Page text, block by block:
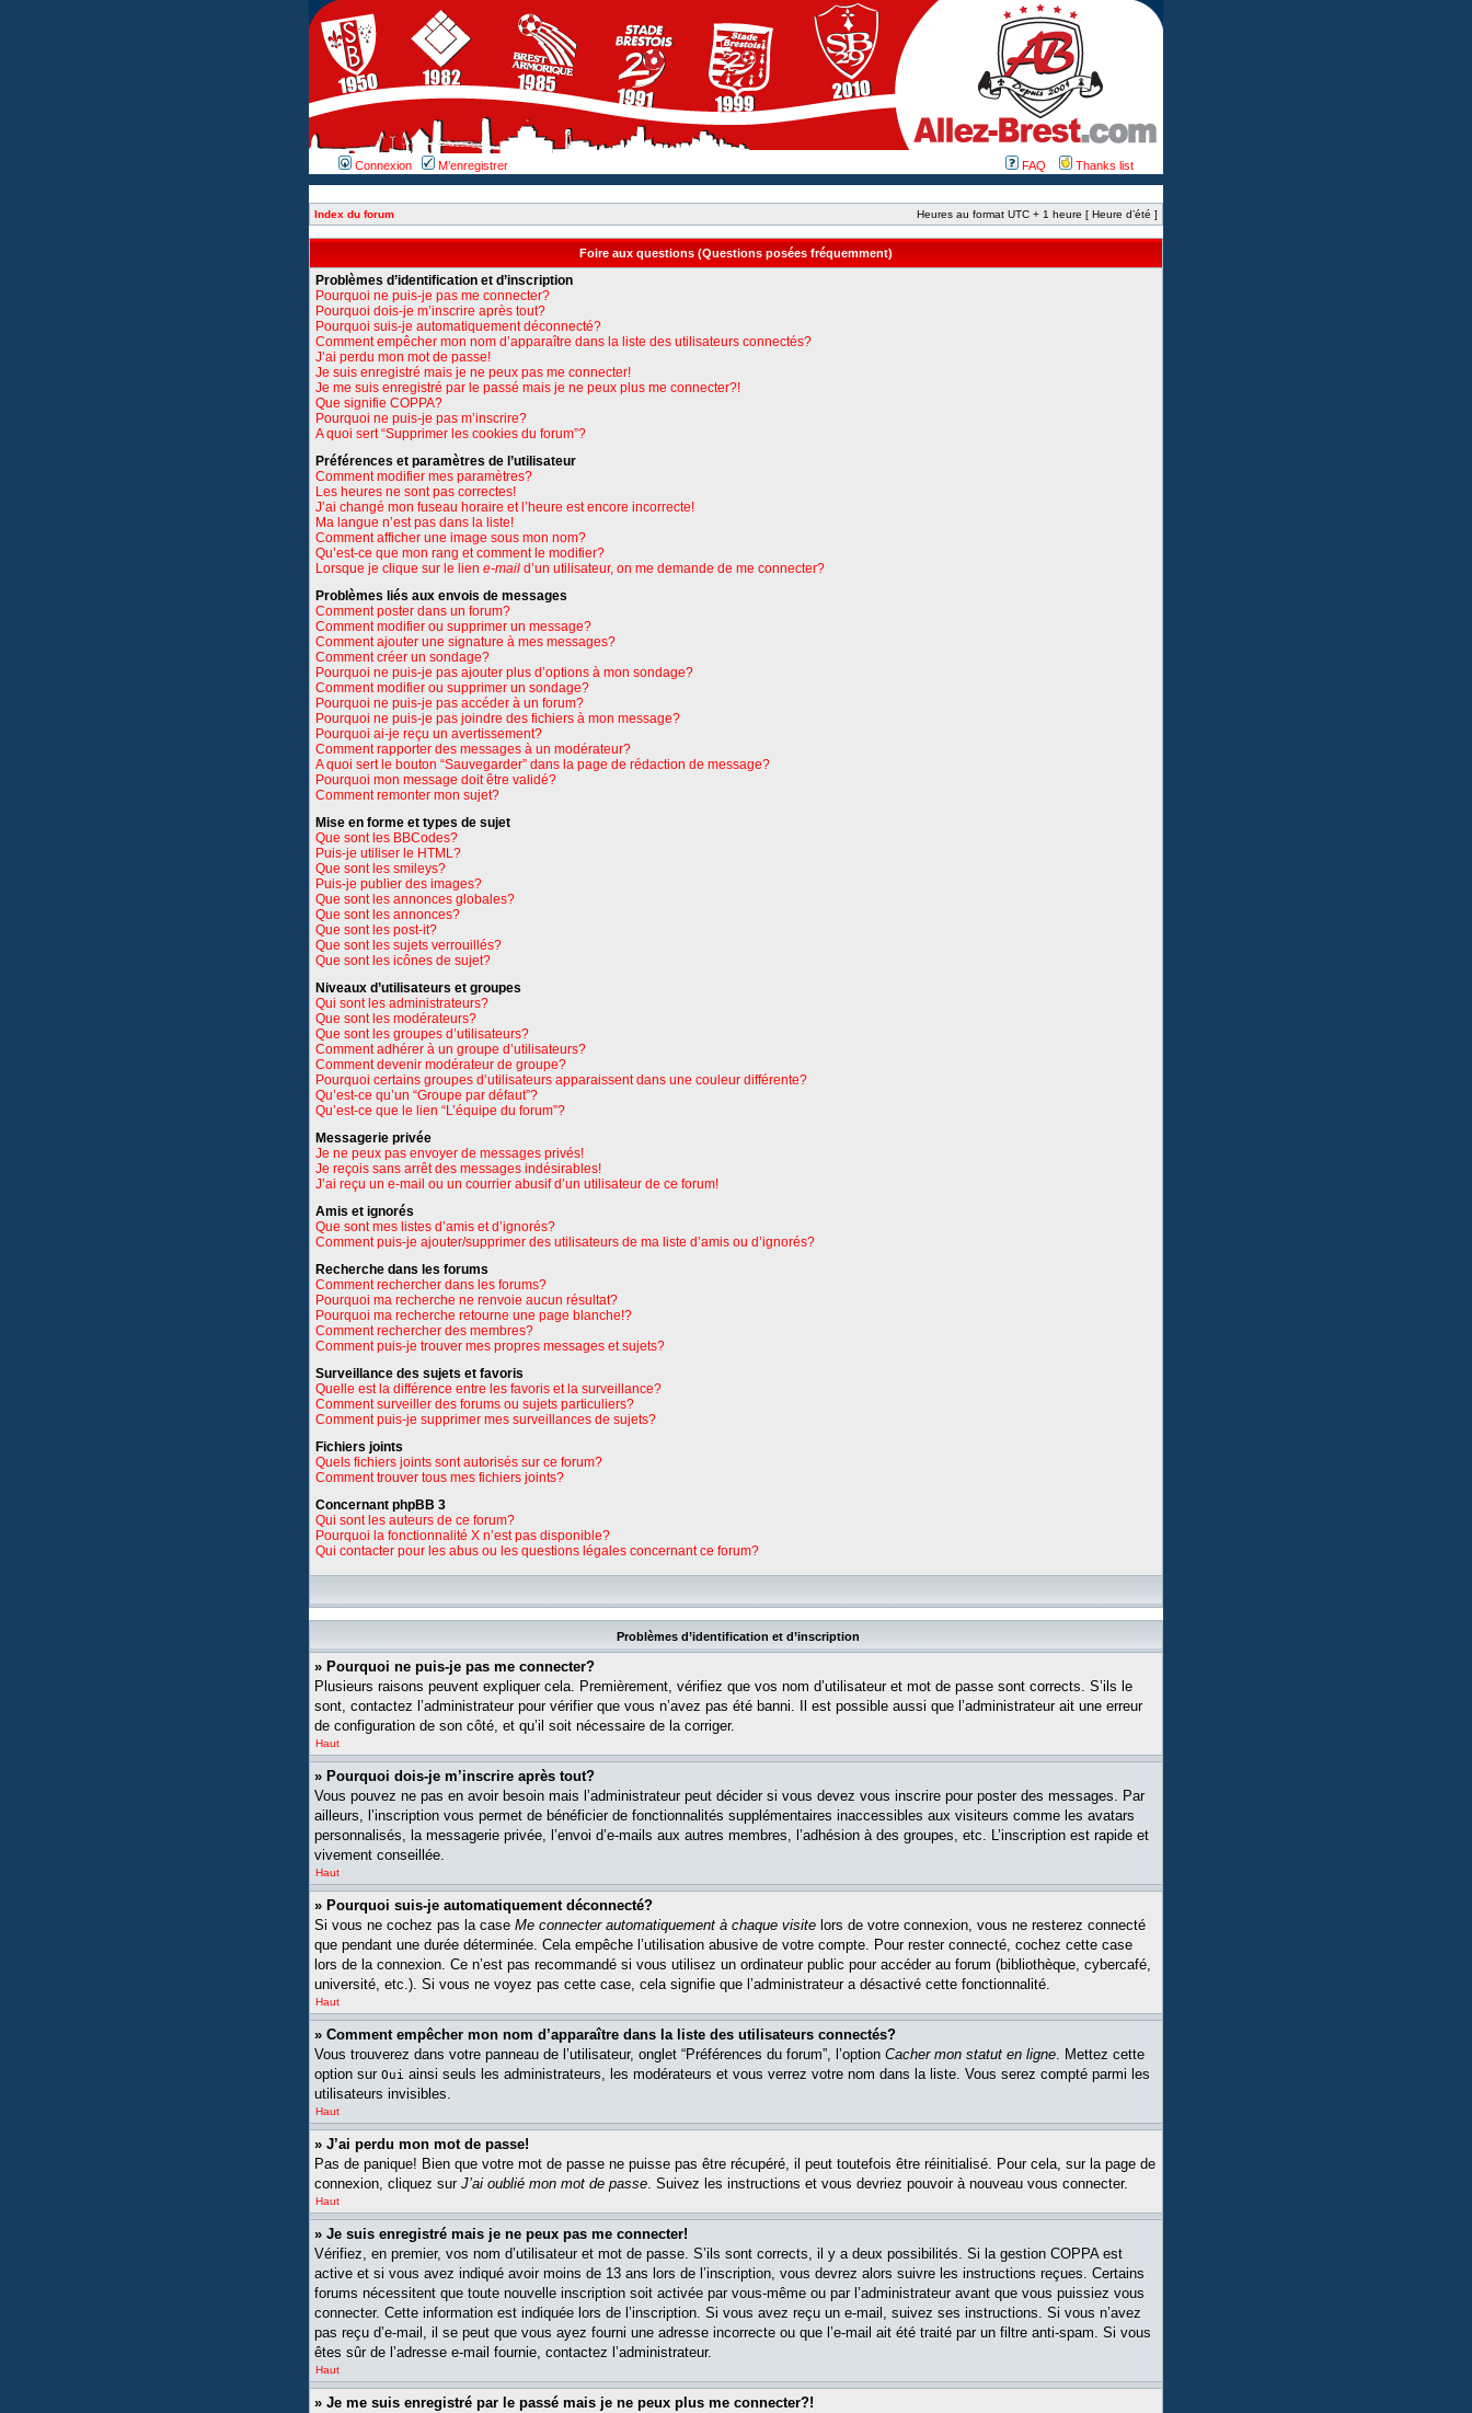
Connexion M’enregistrer FAQ Thanks list
Index du forum Heures au format UTC + 1 heure [ Heure d’été ]
Foire aux questions (Questions posées fréquemment)
Problèmes d’identification et d’inscription
Pourquoi ne puis-je pas me connecter?
Pourquoi dois-je m’inscrire après tout?
Pourquoi suis-je automatiquement déconnecté?
Comment empêcher mon nom d’apparaître dans la liste des utilisateurs connectés?
J’ai perdu mon mot de passe!
Je suis enregistré mais je ne peux pas me connecter!
Je me suis enregistré par le passé mais je ne peux plus me connecter?!
Que signifie COPPA?
Pourquoi ne puis-je pas m’inscrire?
A quoi sert “Supprimer les cookies du forum”?
Préférences et paramètres de l’utilisateur
Comment modifier mes paramètres?
Les heures ne sont pas correctes!
J’ai changé mon fuseau horaire et l’heure est encore incorrecte!
Ma langue n’est pas dans la liste!
Comment afficher une image sous mon nom?
Qu’est-ce que mon rang et comment le modifier?
Lorsque je clique sur le lien e-mail d’un utilisateur, on me demande de me connecter?
Problèmes liés aux envois de messages
Comment poster dans un forum?
Comment modifier ou supprimer un message?
Comment ajouter une signature à mes messages?
Comment créer un sondage?
Pourquoi ne puis-je pas ajouter plus d’options à mon sondage?
Comment modifier ou supprimer un sondage?
Pourquoi ne puis-je pas accéder à un forum?
Pourquoi ne puis-je pas joindre des fichiers à mon message?
Pourquoi ai-je reçu un avertissement?
Comment rapporter des messages à un modérateur?
A quoi sert le bouton “Sauvegarder” dans la page de rédaction de message?
Pourquoi mon message doit être validé?
Comment remonter mon sujet?
Mise en forme et types de sujet
Que sont les BBCodes?
Puis-je utiliser le HTML?
Que sont les smileys?
Puis-je publier des images?
Que sont les annonces globales?
Que sont les annonces?
Que sont les post-it?
Que sont les sujets verrouillés?
Que sont les icônes de sujet?
Niveaux d’utilisateurs et groupes
Qui sont les administrateurs?
Que sont les modérateurs?
Que sont les groupes d’utilisateurs?
Comment adhérer à un groupe d’utilisateurs?
Comment devenir modérateur de groupe?
Pourquoi certains groupes d’utilisateurs apparaissent dans une couleur différente?
Qu’est-ce qu’un “Groupe par défaut”?
Qu’est-ce que le lien “L’équipe du forum”?
Messagerie privée
Je ne peux pas envoyer de messages privés!
Je reçois sans arrêt des messages indésirables!
J’ai reçu un e-mail ou un courrier abusif d’un utilisateur de ce forum!
Amis et ignorés
Que sont mes listes d’amis et d’ignorés?
Comment puis-je ajouter/supprimer des utilisateurs de ma liste d’amis ou d’ignorés?
Recherche dans les forums
Comment rechercher dans les forums?
Pourquoi ma recherche ne renvoie aucun résultat?
Pourquoi ma recherche retourne une page blanche!?
Comment rechercher des membres?
Comment puis-je trouver mes propres messages et sujets?
Surveillance des sujets et favoris
Quelle est la différence entre les favoris et la surveillance?
Comment surveiller des forums ou sujets particuliers?
Comment puis-je supprimer mes surveillances de sujets?
Fichiers joints
Quels fichiers joints sont autorisés sur ce forum?
Comment trouver tous mes fichiers joints?
Concernant phpBB 3
Qui sont les auteurs de ce forum?
Pourquoi la fonctionnalité X n’est pas disponible?
Qui contacter pour les abus ou les questions légales concernant ce forum?
Problèmes d’identification et d’inscription
» Pourquoi ne puis-je pas me connecter?
Plusieurs raisons peuvent expliquer cela. Premièrement, vérifiez que vos nom d’utilisateur et mot de passe sont corrects. S’ils le
sont, contactez l’administrateur pour vérifier que vous n’avez pas été banni. Il est possible aussi que l’administrateur ait une erreur
de configuration de son côté, et qu’il soit nécessaire de la corriger.
Haut
» Pourquoi dois-je m’inscrire après tout?
Vous pouvez ne pas en avoir besoin mais l’administrateur peut décider si vous devez vous inscrire pour poster des messages. Par
ailleurs, l’inscription vous permet de bénéficier de fonctionnalités supplémentaires inaccessibles aux visiteurs comme les avatars
personnalisés, la messagerie privée, l’envoi d’e-mails aux autres membres, l’adhésion à des groupes, etc. L’inscription est rapide et
vivement conseillée.
Haut
» Pourquoi suis-je automatiquement déconnecté?
Si vous ne cochez pas la case Me connecter automatiquement à chaque visite lors de votre connexion, vous ne resterez connecté
que pendant une durée déterminée. Cela empêche l’utilisation abusive de votre compte. Pour rester connecté, cochez cette case
lors de la connexion. Ce n’est pas recommandé si vous utilisez un ordinateur public pour accéder au forum (bibliothèque, cybercafé,
université, etc.). Si vous ne voyez pas cette case, cela signifie que l’administrateur a désactivé cette fonctionnalité.
Haut
» Comment empêcher mon nom d’apparaître dans la liste des utilisateurs connectés?
Vous trouverez dans votre panneau de l’utilisateur, onglet “Préférences du forum”, l’option Cacher mon statut en ligne. Mettez cette
option sur Oui ainsi seuls les administrateurs, les modérateurs et vous verrez votre nom dans la liste. Vous serez compté parmi les
utilisateurs invisibles.
Haut
» J’ai perdu mon mot de passe!
Pas de panique! Bien que votre mot de passe ne puisse pas être récupéré, il peut toutefois être réinitialisé. Pour cela, sur la page de
connexion, cliquez sur J’ai oublié mon mot de passe. Suivez les instructions et vous devriez pouvoir à nouveau vous connecter.
Haut
» Je suis enregistré mais je ne peux pas me connecter!
Vérifiez, en premier, vos nom d’utilisateur et mot de passe. S’ils sont corrects, il y a deux possibilités. Si la gestion COPPA est
active et si vous avez indiqué avoir moins de 13 ans lors de l’inscription, vous devrez alors suivre les instructions reçues. Certains
forums nécessitent que toute nouvelle inscription soit activée par vous-même ou par l’administrateur avant que vous puissiez vous
connecter. Cette information est indiquée lors de l’inscription. Si vous avez reçu un e-mail, suivez ses instructions. Si vous n’avez
pas reçu d’e-mail, il se peut que vous ayez fourni une adresse incorrecte ou que l’e-mail ait été traité par un filtre anti-spam. Si vous
êtes sûr de l’adresse e-mail fournie, contactez l’administrateur.
Haut
» Je me suis enregistré par le passé mais je ne peux plus me connecter?!